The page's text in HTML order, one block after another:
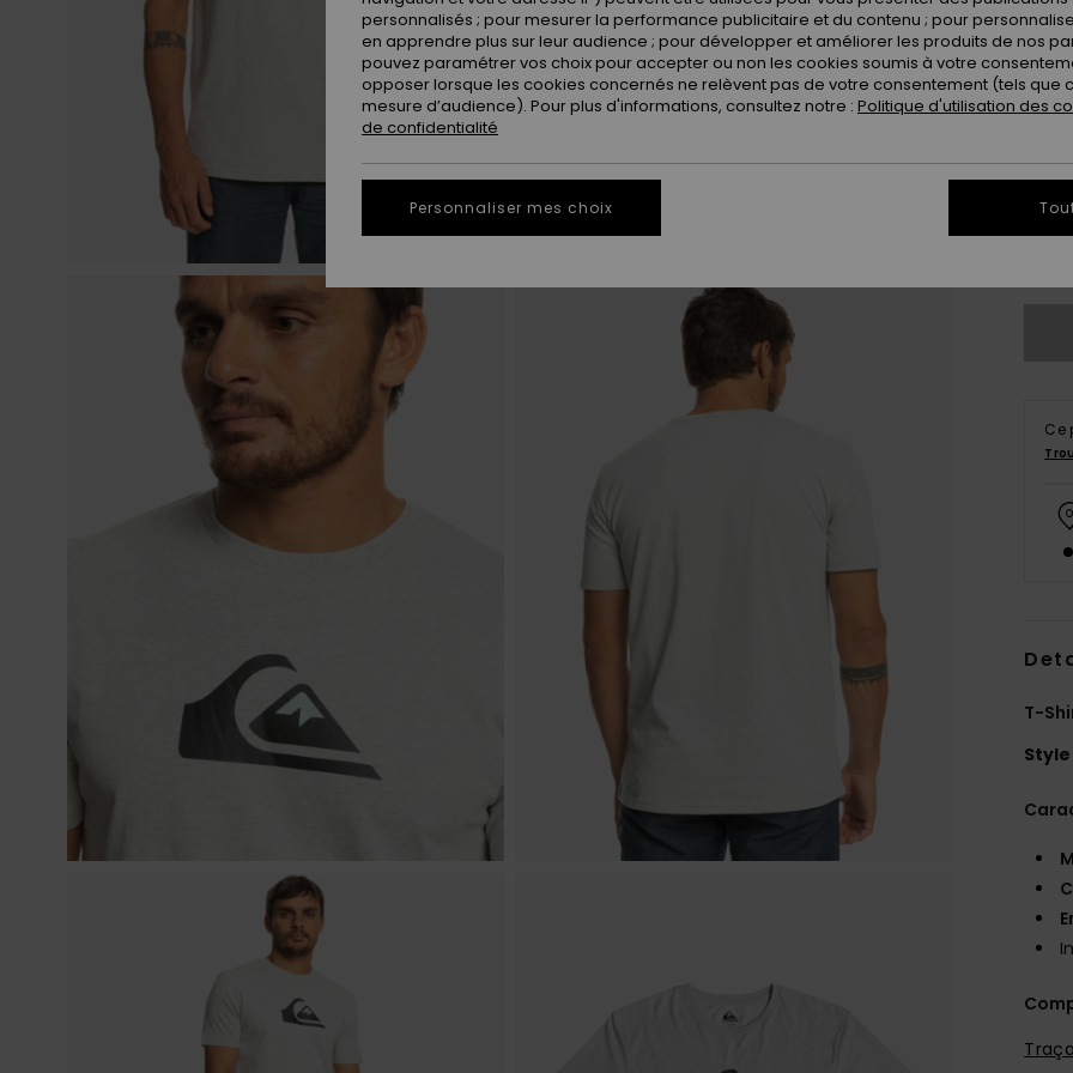
XS
Ce
T-
Style
personnalisés ; pour mesurer la performance publicitaire et du contenu ; pour
en apprendre plus sur leur audience ; pour développer et améliorer les produits de nos
pouvez paramétrer vos choix pour accepter ou non les cookies soumis à votre
opposer lorsque les cookies concernés ne relèvent pas de votre consentement (tels que
mesure d’audience). Pour plus d'informations, consultez notre : Politique d'utilisation des
de confidentialité
Personnaliser mes choix